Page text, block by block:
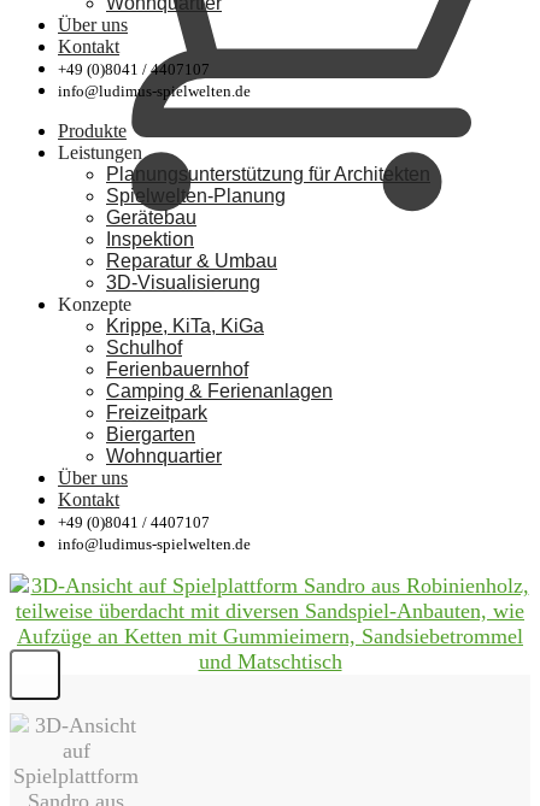
Über uns
Kontakt
+49 (0)8041 / 4407107
info@ludimus-spielwelten.de
Produkte
Leistungen
Planungsunterstützung für Architekten
Spielwelten-Planung
Gerätebau
Inspektion
Reparatur & Umbau
3D-Visualisierung
Konzepte
Krippe, KiTa, KiGa
Schulhof
Ferienbauernhof
Camping & Ferienanlagen
Freizeitpark
Biergarten
Wohnquartier
Über uns
Kontakt
+49 (0)8041 / 4407107
info@ludimus-spielwelten.de